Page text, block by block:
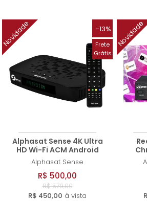
-13%
Novidade
Frete
Grátis
Alphasat Sense 4K Ultra
HD Wi-Fi ACM Android
Alphasat Sense
R$ 500,00
R$ 579,00
R$ 450,00 à vista
Novidade